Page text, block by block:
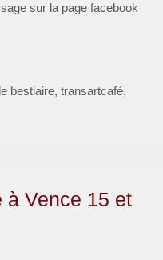
sur la page facebook
le bestiaire, transartcafé,
à Vence 15 et